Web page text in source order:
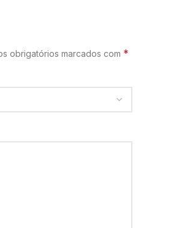
obrigatórios marcados com *